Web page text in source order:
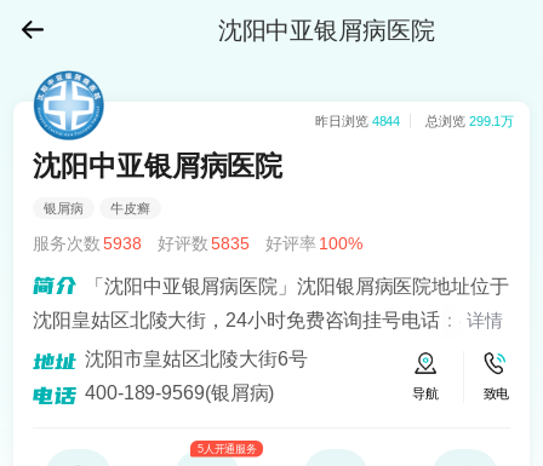
沈阳中亚银屑病医院
昨日浏览 4844 总浏览 299.1万
沈阳中亚银屑病医院
银屑病 牛皮癣
服务次数 5938 好评数 5835 好评率 100%
「沈阳中亚银屑病医院」沈阳银屑病医院地址位于
沈阳皇姑区北陵大街，24小时免费咨询挂号电话：400-
189-9569！沈阳中亚在“recell黑色素细胞移植手术”治疗
银屑病上面取得很好的成就。
详情
沈阳市皇姑区北陵大街6号
400-189-9569(银屑病)
导航 致电
5人开通服务